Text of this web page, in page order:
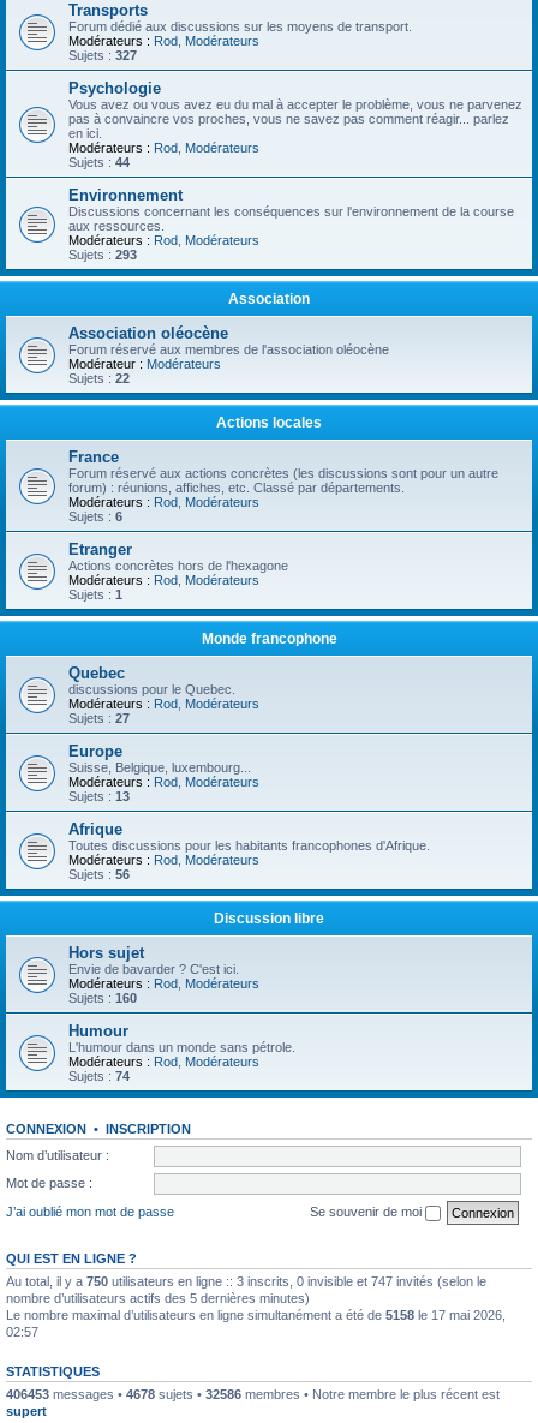
Transports
Forum dédié aux discussions sur les moyens de transport.
Modérateurs : Rod Modérateurs
Sujets : 327
Psychologie
Vous avez ou vous avez eu du mal à accepter le problème, vous ne parvenez
pas à convaincre vos proches, vous ne savez pas comment réagir... parlez
en ici.
Modérateurs : Rod Modérateurs
Sujets : 44
Environnement
Discussions concernant les conséquences sur l'environnement de la course
aux ressources.
Modérateurs : Rod Modérateurs
Sujets : 293
Association
Association oléocène
Forum réservé aux membres de l'association oléocène
Modérateur : Modérateurs
Sujets : 22
Actions locales
France
Forum réservé aux actions concrètes (les discussions sont pour un autre
forum) : réunions, affiches, etc. Classé par départements.
Modérateurs : Rod Modérateurs
Sujets : 6
Etranger
Actions concrètes hors de l'hexagone
Modérateurs : Rod Modérateurs
Sujets : 1
Monde francophone
Quebec
discussions pour le Quebec.
Modérateurs : Rod Modérateurs
Sujets : 27
Europe
Suisse, Belgique, luxembourg...
Modérateurs : Rod Modérateurs
Sujets : 13
Afrique
Toutes discussions pour les habitants francophones d'Afrique.
Modérateurs : Rod Modérateurs
Sujets : 56
Discussion libre
Hors sujet
Envie de bavarder ? C'est ici.
Modérateurs : Rod Modérateurs
Sujets : 160
Humour
L'humour dans un monde sans pétrole.
Modérateurs : Rod Modérateurs
Sujets : 74
CONNEXION • INSCRIPTION
Nom d’utilisateur :
Mot de passe :
J’ai oublié mon mot de passe
Se souvenir de moi
QUI EST EN LIGNE ?
Au total, il y a 750 utilisateurs en ligne :: 3 inscrits, 0 invisible et 747 invités (selon le
nombre d’utilisateurs actifs des 5 dernières minutes)
Le nombre maximal d’utilisateurs en ligne simultanément a été de 5158 le 17 mai 2026,
02:57
STATISTIQUES
406453 messages • 4678 sujets • 32586 membres • Notre membre le plus récent est
supert